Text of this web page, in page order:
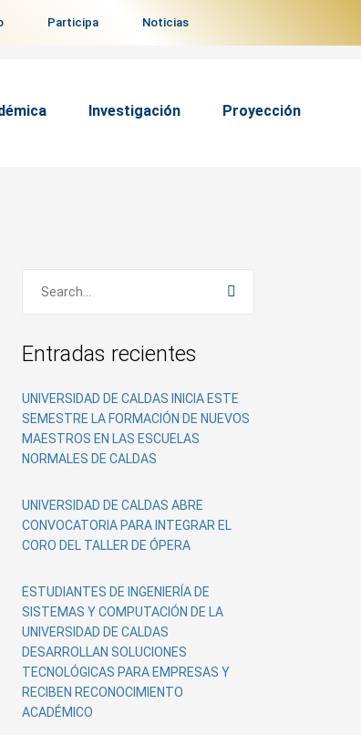
Participa Noticias
Investigación Proyección
Entradas recientes
UNIVERSIDAD DE CALDAS INICIA ESTE
SEMESTRE LA FORMACIÓN DE NUEVOS
MAESTROS EN LAS ESCUELAS
NORMALES DE CALDAS
UNIVERSIDAD DE CALDAS ABRE
CONVOCATORIA PARA INTEGRAR EL
CORO DEL TALLER DE ÓPERA
ESTUDIANTES DE INGENIERÍA DE
SISTEMAS Y COMPUTACIÓN DE LA
UNIVERSIDAD DE CALDAS
DESARROLLAN SOLUCIONES
TECNOLÓGICAS PARA EMPRESAS Y
RECIBEN RECONOCIMIENTO
ACADÉMICO